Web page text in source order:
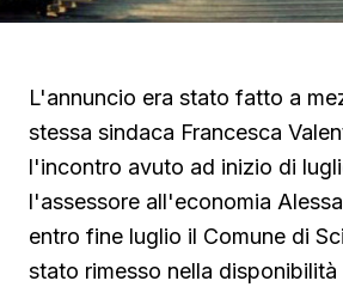
L'annuncio era stato fatto a
stessa sindaca Francesca
l'incontro avuto ad inizio di
l'assessore all'economia
entro fine luglio il Comune di
stato rimesso nella disponibilità